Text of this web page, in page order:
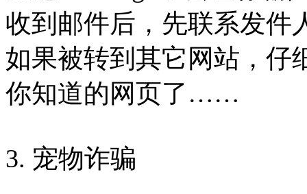
收到邮件后，先联系发件
如果被转到其它网站，仔
你知道的网页了……
3. 宠物诈骗